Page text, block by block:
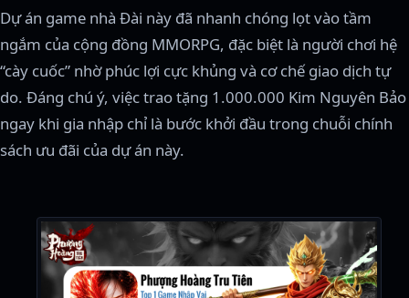
Dự án game nhà Đài này đã nhanh chóng lọt vào tầm
ngắm của cộng đồng MMORPG, đặc biệt là người chơi hệ
“cày cuốc” nhờ phúc lợi cực khủng và cơ chế giao dịch tự
do. Đáng chú ý, việc trao tặng 1.000.000 Kim Nguyên Bảo
ngay khi gia nhập chỉ là bước khởi đầu trong chuỗi chính
sách ưu đãi của dự án này.